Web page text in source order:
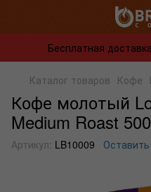
Бесплатная
Каталог товаров Кофе
Кофе молотый
Medium Roast 500
Артикул: LB10009